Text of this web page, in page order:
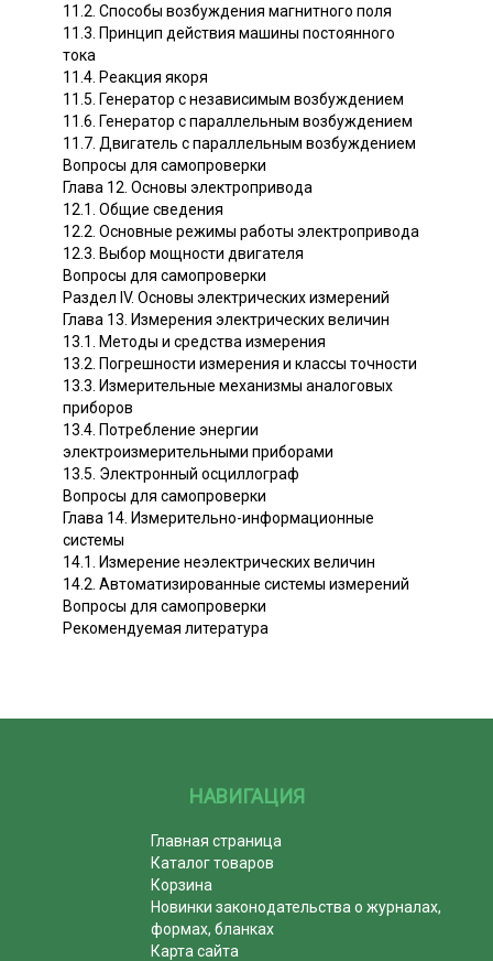
11.2. Способы возбуждения магнитного поля
11.3. Принцип действия машины постоянного
тока
11.4. Реакция якоря
11.5. Генератор с независимым возбуждением
11.6. Генератор с параллельным возбуждением
11.7. Двигатель с параллельным возбуждением
Вопросы для самопроверки
Глава 12. Основы электропривода
12.1. Общие сведения
12.2. Основные режимы работы электропривода
12.3. Выбор мощности двигателя
Вопросы для самопроверки
Раздел IV. Основы электрических измерений
Глава 13. Измерения электрических величин
13.1. Методы и средства измерения
13.2. Погрешности измерения и классы точности
13.3. Измерительные механизмы аналоговых
приборов
13.4. Потребление энергии
электроизмерительными приборами
13.5. Электронный осциллограф
Вопросы для самопроверки
Глава 14. Измерительно-информационные
системы
14.1. Измерение неэлектрических величин
14.2. Автоматизированные системы измерений
Вопросы для самопроверки
Рекомендуемая литература
НАВИГАЦИЯ
Главная страница
Каталог товаров
Корзина
Новинки законодательства о журналах,
формах, бланках
Карта сайта